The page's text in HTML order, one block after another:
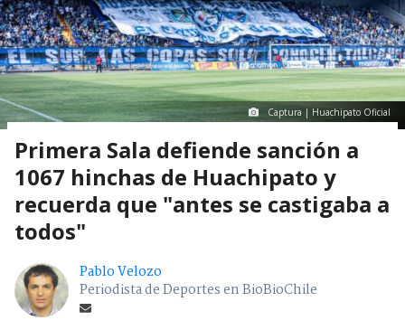
Captura | Huachipato Oficial
Primera Sala defiende sanción a
1067 hinchas de Huachipato y
recuerda que "antes se castigaba a
todos"
Pablo Velozo
Periodista de Deportes en BioBioChile